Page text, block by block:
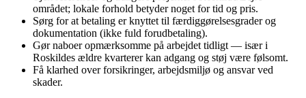
området; lokale forhold betyder noget for tid og pris.
Sørg for at betaling er knyttet til færdiggørelsesgrader og
dokumentation (ikke fuld forudbetaling).
Gør naboer opmærksomme på arbejdet tidligt — især i
Roskildes ældre kvarterer kan adgang og støj være følsomt.
Få klarhed over forsikringer, arbejdsmiljø og ansvar ved
skader.